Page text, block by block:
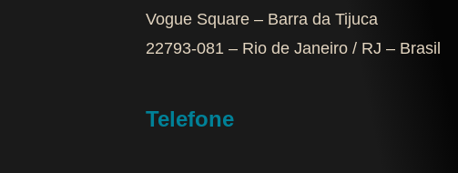
Vogue Square – Barra da Tijuca
22793-081 – Rio de Janeiro / RJ – Brasil
Telefone